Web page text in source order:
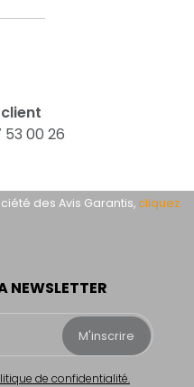
00 26
NEWSLETTER
M'inscrire
de confidentialité.
des Avis Garantis,cliquez